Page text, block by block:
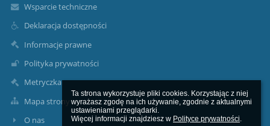
Ta strona wykorzystuje pliki cookies. Korzystając z niej
wyrażasz zgodę na ich używanie, zgodnie z aktualnymi
ustawieniami przeglądarki.
Więcej informacji znajdziesz w Polityce prywatności.
Wsparcie techniczne
Deklaracja dostępności
Informacje prawne
Polityka prywatności
Metryczka
Mapa strony
O nas